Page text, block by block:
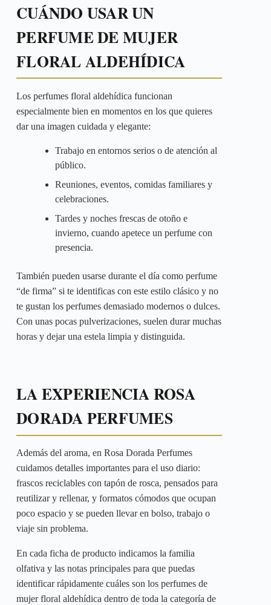
CUÁNDO USAR UN
PERFUME DE MUJER
FLORAL ALDEHÍDICA
Los perfumes floral aldehídica funcionan
especialmente bien en momentos en los que quieres
dar una imagen cuidada y elegante:
Trabajo en entornos serios o de atención al
público.
Reuniones, eventos, comidas familiares y
celebraciones.
Tardes y noches frescas de otoño e
invierno, cuando apetece un perfume con
presencia.
También pueden usarse durante el día como perfume
“de firma” si te identificas con este estilo clásico y no
te gustan los perfumes demasiado modernos o dulces.
Con unas pocas pulverizaciones, suelen durar muchas
horas y dejar una estela limpia y distinguida.
LA EXPERIENCIA ROSA
DORADA PERFUMES
Además del aroma, en Rosa Dorada Perfumes
cuidamos detalles importantes para el uso diario:
frascos reciclables con tapón de rosca, pensados para
reutilizar y rellenar, y formatos cómodos que ocupan
poco espacio y se pueden llevar en bolso, trabajo o
viaje sin problema.
En cada ficha de producto indicamos la familia
olfativa y las notas principales para que puedas
identificar rápidamente cuáles son los perfumes de
mujer floral aldehídica dentro de toda la categoría de